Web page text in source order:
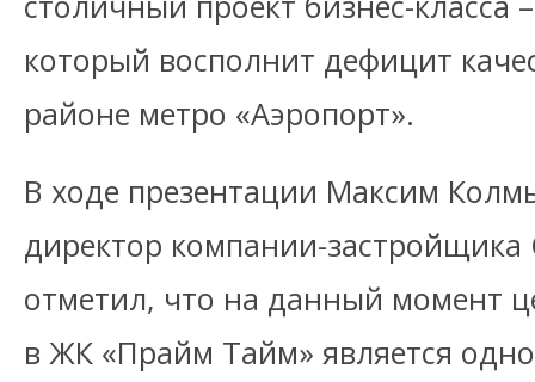
который восполнит дефицит
районе метро «Аэропорт».
В ходе презентации Максим
директор компании-
отметил, что на данный момент
в ЖК «Прайм Тайм» является